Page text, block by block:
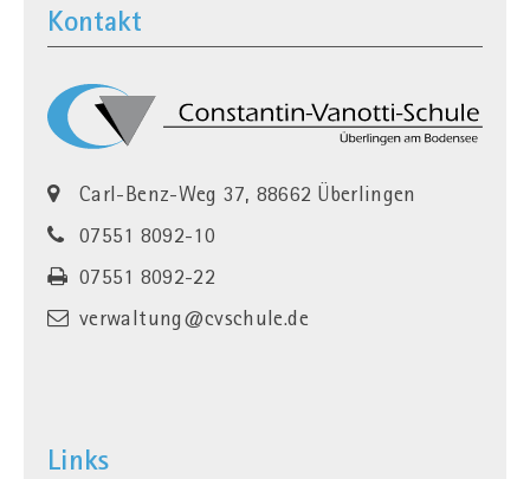
Kontakt
Carl-Benz-Weg 37, 88662 Überlingen
07551 8092-10
07551 8092-22
verwaltung@cvschule.de
Links